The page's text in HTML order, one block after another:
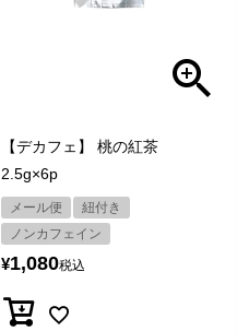
【デカフェ】 桃の紅茶
2.5g×6p
メール便
紐付き
ノンカフェイン
¥1,080税込